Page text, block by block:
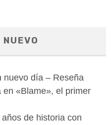
nuevo día – Reseña
en «Blame», el primer
de historia con